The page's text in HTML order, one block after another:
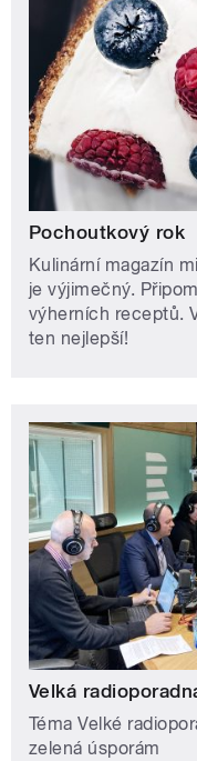
Pochoutkový rok
Kulinární magazín
je výjimečný.
výherních receptů.
ten nejlepší!
Velká
Téma Velké
zelená úsporám